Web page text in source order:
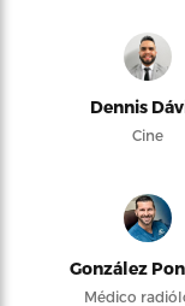
Dennis
Cine
González
Médico